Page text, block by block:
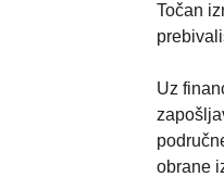
Točan
Uz
obrane